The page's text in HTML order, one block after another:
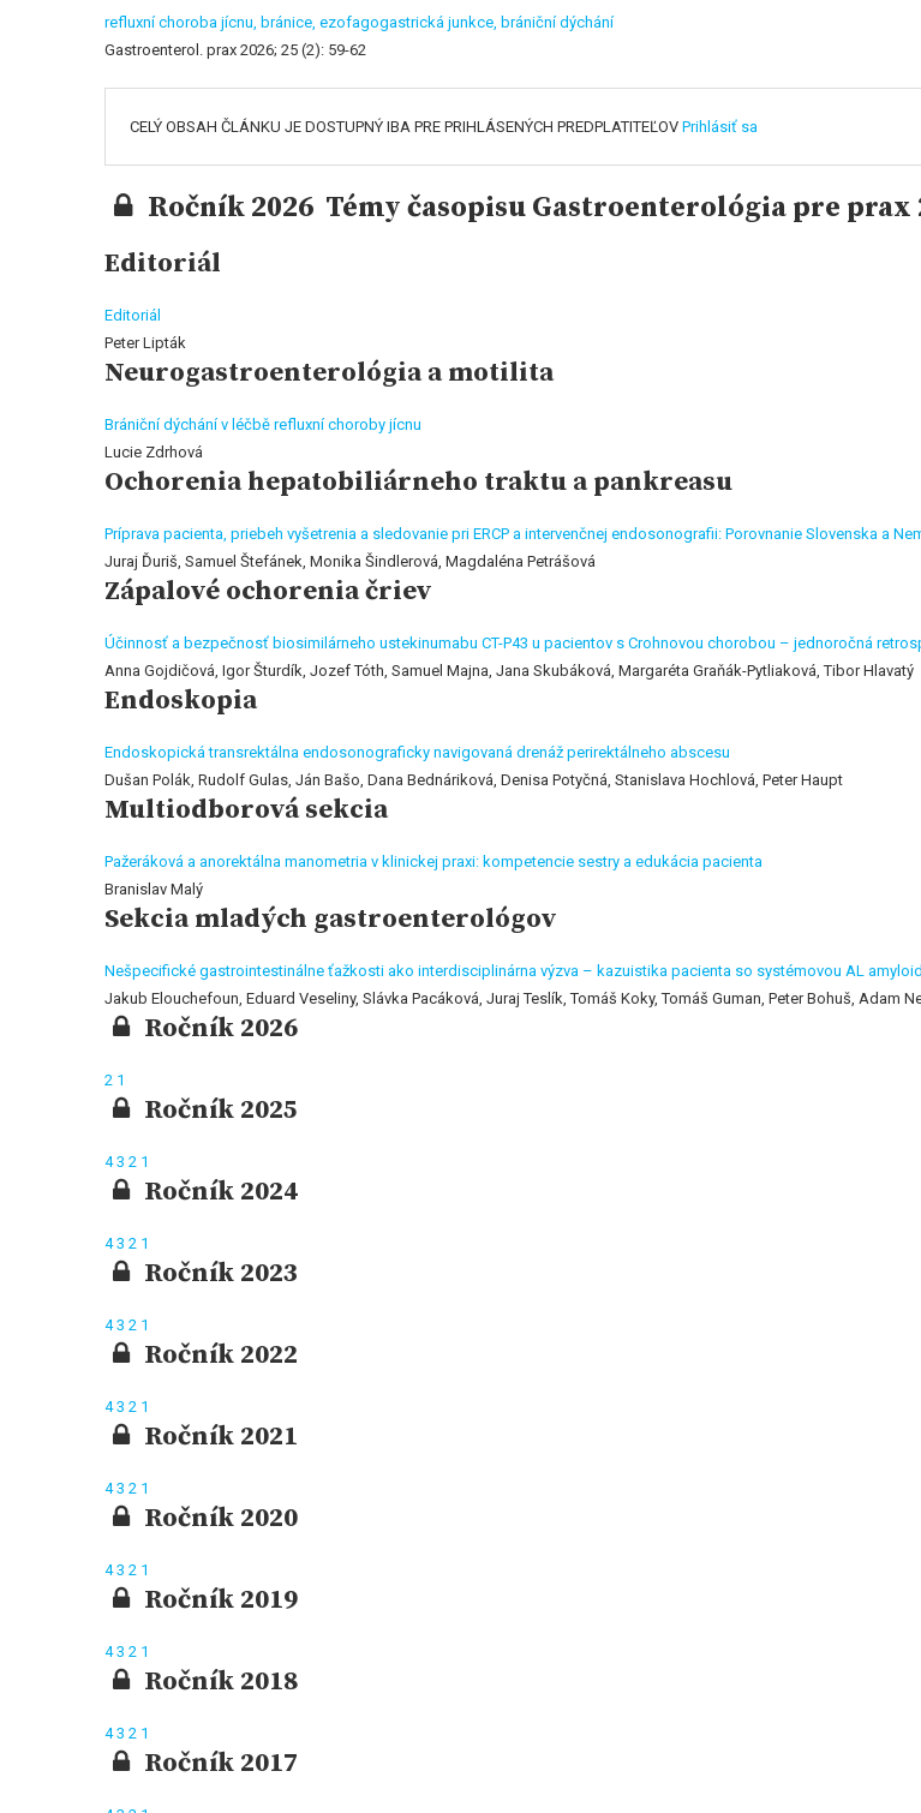
refluxní choroba jícnu, bránice, ezofagogastrická junkce, brániční dýchání
Gastroenterol. prax 2026; 25 (2): 59-62
CELÝ OBSAH ČLÁNKU JE DOSTUPNÝ IBA PRE PRIHLÁSENÝCH PREDPLATITEĽOV Prihlásiť sa
Ročník 2026 Témy časopisu Gastroenterológia pre prax
Editoriál
Editoriál
Peter Lipták
Neurogastroenterológia a motilita
Brániční dýchání v léčbě refluxní choroby jícnu
Lucie Zdrhová
Ochorenia hepatobiliárneho traktu a pankreasu
Príprava pacienta, priebeh vyšetrenia a sledovanie pri ERCP a intervenčnej endosonografii: Porovnanie Slovenska a
Juraj Ďuriš, Samuel Štefánek, Monika Šindlerová, Magdaléna Petrášová
Zápalové ochorenia čriev
Účinnosť a bezpečnosť biosimilárneho ustekinumabu CT-P43 u pacientov s Crohnovou chorobou – jednoročná
Anna Gojdičová, Igor Šturdík, Jozef Tóth, Samuel Majna, Jana Skubáková, Margaréta Graňák-Pytliaková, Tibor Hlavatý
Endoskopia
Endoskopická transrektálna endosonograficky navigovaná drenáž perirektálneho abscesu
Dušan Polák, Rudolf Gulas, Ján Bašo, Dana Bednáriková, Denisa Potyčná, Stanislava Hochlová, Peter Haupt
Multiodborová sekcia
Pažeráková a anorektálna manometria v klinickej praxi: kompetencie sestry a edukácia pacienta
Branislav Malý
Sekcia mladých gastroenterológov
Nešpecifické gastrointestinálne ťažkosti ako interdisciplinárna výzva – kazuistika pacienta so systémovou AL
Jakub Elouchefoun, Eduard Veseliny, Slávka Pacáková, Juraj Teslík, Tomáš Koky, Tomáš Guman, Peter Bohuš, Adam
Ročník 2026
2 1
Ročník 2025
43 2 1
Ročník 2024
43 2 1
Ročník 2023
43 2 1
Ročník 2022
43 2 1
Ročník 2021
43 2 1
Ročník 2020
43 2 1
Ročník 2019
43 2 1
Ročník 2018
43 2 1
Ročník 2017